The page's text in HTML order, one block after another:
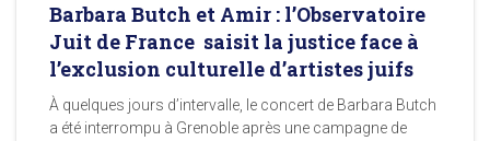
Barbara Butch et Amir : l’Observatoire
Juit de France saisit la justice face à
l’exclusion culturelle d’artistes juifs
À quelques jours d’intervalle, le concert de Barbara Butch
a été interrompu à Grenoble après une campagne de